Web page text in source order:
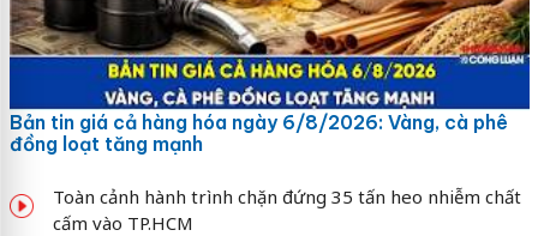
Bản tin giá cả hàng hóa ngày 6/8/2026: Vàng, cà phê
đồng loạt tăng mạnh
Toàn cảnh hành trình chặn đứng 35 tấn heo nhiễm chất
cấm vào TP.HCM